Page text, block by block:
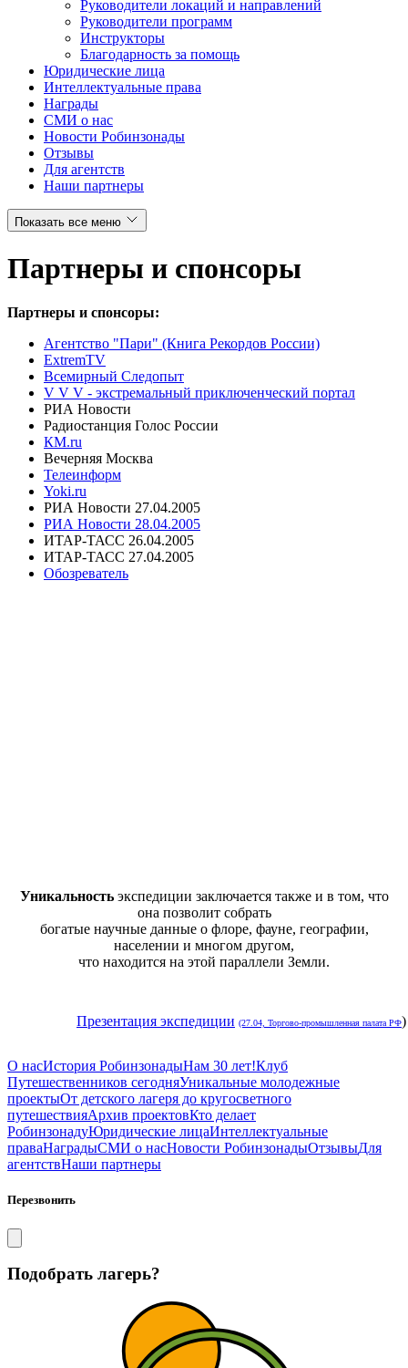
Руководители локаций и направлений
Руководители программ
Инструкторы
Благодарность за помощь
Юридические лица
Интеллектуальные права
Награды
СМИ о нас
Новости Робинзонады
Отзывы
Для агентств
Наши партнеры
Показать все меню
Партнеры и спонсоры
Партнеры и спонсоры:
Агентство "Пари" (Книга Рекордов России)
ExtremTV
Всемирный Следопыт
V V V - экстремальный приключенческий портал
РИА Новости
Радиостанция Голос России
КМ.ru
Вечерняя Москва
Телеинформ
Yoki.ru
РИА Новости 27.04.2005
РИА Новости 28.04.2005
ИТАР-ТАСС 26.04.2005
ИТАР-ТАСС 27.04.2005
Обозреватель
Уникальностьэкспедиции заключается также и в том, что
она позволит собрать
богатые научные данные о флоре, фауне, географии,
населении и многом другом,
что находится на этой параллели Земли.
Презентация экспедиции (27.04, Торгово-промышленная палата РФ)
О насИстория РобинзонадыНам 30 лет!Клуб
Путешественников сегодняУникальные молодежные
проектыОт детского лагеря до кругосветного
путешествияАрхив проектовКто делает
РобинзонадуЮридические лицаИнтеллектуальные
праваНаградыСМИ о насНовости РобинзонадыОтзывыДля
агентствНаши партнеры
Перезвонить
Подобрать лагерь?